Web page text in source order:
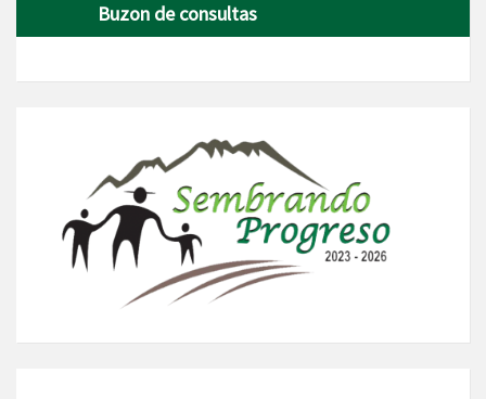
Buzon de consultas